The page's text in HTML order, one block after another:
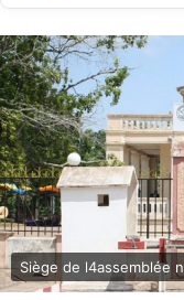
Siège de l4assemblée